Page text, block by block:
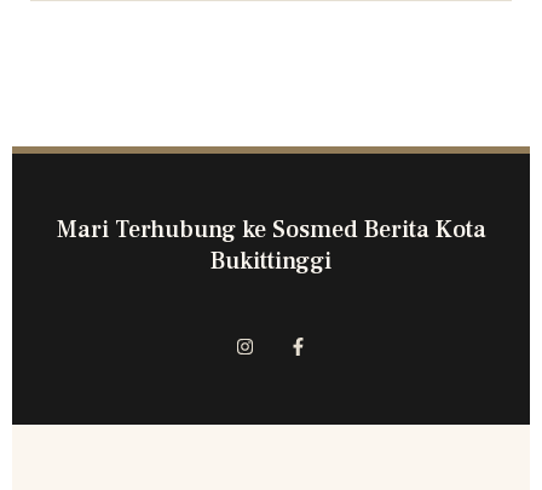
Mari Terhubung ke Sosmed Berita Kota
Bukittinggi